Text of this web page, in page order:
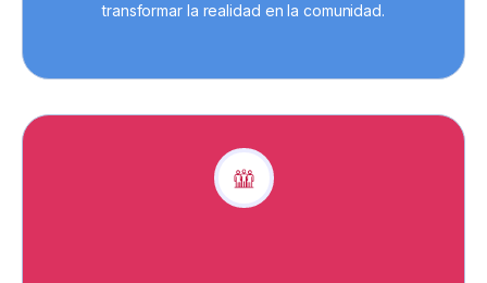
transformar la realidad en la comunidad.